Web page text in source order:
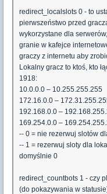
redirect_localslots 0 - to
pierwszeństwo przed
wykorzystane dla
granie w kafejce
graczy z internetu aby
Lokalny gracz to ktoś, kto
1918:
10.0.0.0 – 10.255.255.255
172.16.0.0 –
192.168.0.0 –
169.254.0.0 –
-- 0 = nie rezerwuj slotów
-- 1 = rezerwuj sloty dla
domyślnie 0
redirect_countbots 1 - czy
(do pokazywania w